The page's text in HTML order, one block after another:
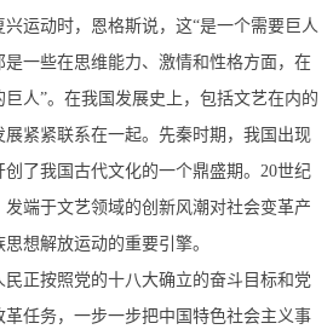
运动时，恩格斯说，这“是一个需要巨人
一些在思维能力、激情和性格方面，在
人”。在我国发展史上，包括文艺在内的
紧紧联系在一起。先秦时期，我国出现
创了我国古代文化的一个鼎盛期。20世纪
端于文艺领域的创新风潮对社会变革产
想解放运动的重要引擎。
正按照党的十八大确立的奋斗目标和党
任务，一步一步把中国特色社会主义事